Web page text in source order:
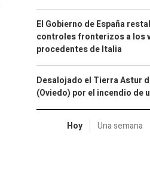
El Gobierno de España
controles fronterizos a los
procedentes de Italia
Desalojado el Tierra Astur
(Oviedo) por el incendio de
Hoy Una semana